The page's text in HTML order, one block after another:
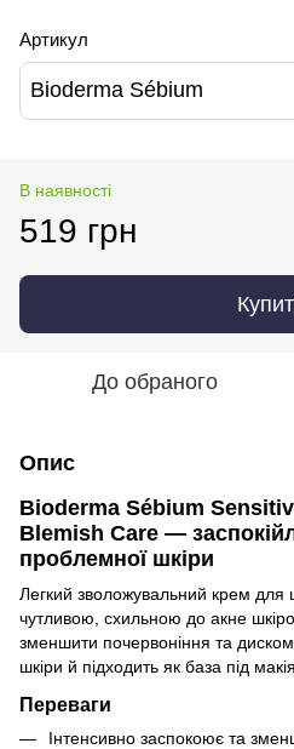
Артикул
Bioderma Sébium
В наявності
519 грн
До обраного
Опис
Bioderma Sébium
Blemish Care —
проблемної шкіри
Легкий зволожувальний крем для
чутливою, схильною до акне
зменшити почервоніння та
шкіри й підходить як база під
Переваги
Інтенсивно заспокоює та